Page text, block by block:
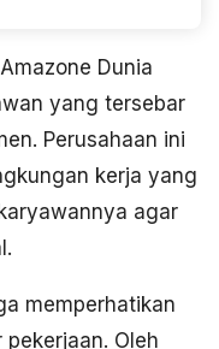
Dunia
yang tersebar
Perusahaan ini
kerja yang
agar
memperhatikan
Oleh